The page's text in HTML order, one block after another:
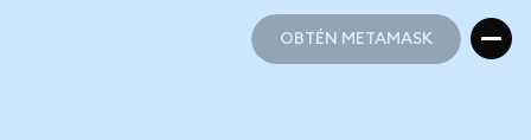
OBTÉN METAMASK